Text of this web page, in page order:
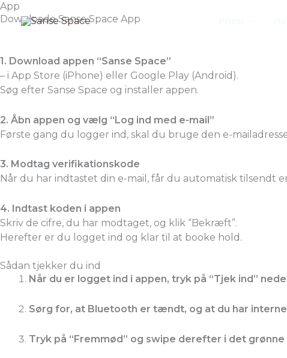
Gå
til
App
Downloade Sanse Space App
1. Download appen “Sanse Space”
– i App Store (iPhone) eller Google Play (Android).
Søg efter Sanse Space og installer appen.
2. Åbn appen og vælg “Log ind med e-mail”
Første gang du logger ind, skal du bruge den e-
3. Modtag verifikationskode
Når du har indtastet din e-mail, får du automatisk tilsendt
4. Indtast koden i appen
Skriv de cifre, du har modtaget, og klik “Bekræft”.
Herefter er du logget ind og klar til at booke hold.
Sådan tjekker du ind
Når du er logget ind i appen, tryk på “Tjek ind”
Sørg for, at Bluetooth er tændt, og at du har
Tryk på “Fremmød” og swipe derefter i det